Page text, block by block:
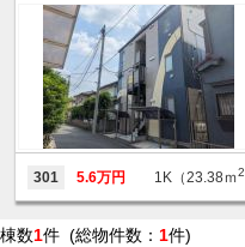
301 5.6万円 1K（23.38ｍ2
棟数1件 (総物件数： 1件)